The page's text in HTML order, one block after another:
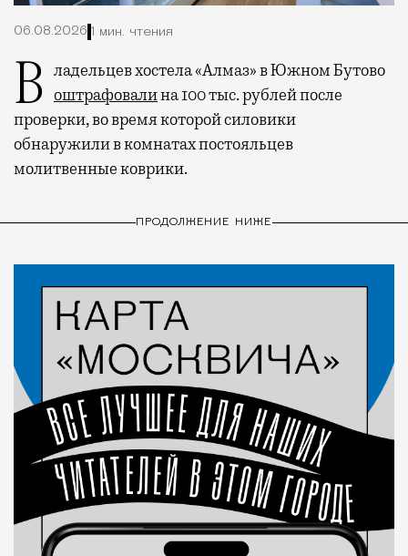
06.08.2026 1 мин. чтения
Владельцев хостела «Алмаз» в Южном Бутово
оштрафовалина 100 тыс. рублей после
проверки, во время которой силовики
обнаружили в комнатах постояльцев
молитвенные коврики.
ПРОДОЛЖЕНИЕ НИЖЕ